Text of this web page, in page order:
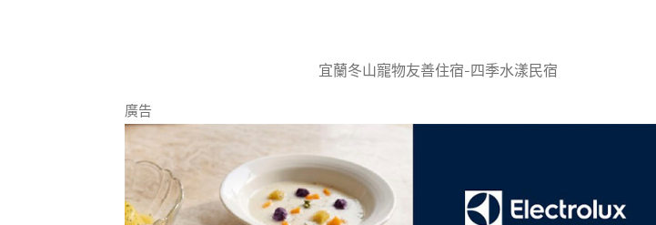
宜蘭冬山寵物友善住宿-四季水漾民宿
廣告